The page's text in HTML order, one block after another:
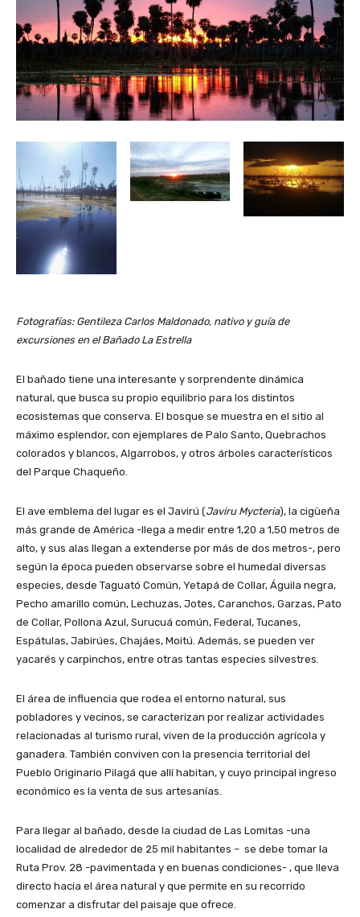
Fotografías: Gentileza Carlos Maldonado, nativo y guía de
excursiones en el Bañado La Estrella
El bañado tiene una interesante y sorprendente dinámica
natural, que busca su propio equilibrio para los distintos
ecosistemas que conserva. El bosque se muestra en el sitio al
máximo esplendor, con ejemplares de Palo Santo, Quebrachos
colorados y blancos, Algarrobos, y otros árboles característicos
del Parque Chaqueño.
El ave emblema del lugar es el Javirú (Javiru Mycteria), la cigüeña
más grande de América -llega a medir entre 1,20 a 1,50 metros de
alto, y sus alas llegan a extenderse por más de dos metros-, pero
según la época pueden observarse sobre el humedal diversas
especies, desde Taguató Común, Yetapá de Collar, Águila negra,
Pecho amarillo común, Lechuzas, Jotes, Caranchos, Garzas, Pato
de Collar, Pollona Azul, Surucuá común, Federal, Tucanes,
Espátulas, Jabirúes, Chajáes, Moitú. Además, se pueden ver
yacarés y carpinchos, entre otras tantas especies silvestres.
El área de influencia que rodea el entorno natural, sus
pobladores y vecinos, se caracterizan por realizar actividades
relacionadas al turismo rural, viven de la producción agrícola y
ganadera. También conviven con la presencia territorial del
Pueblo Originario Pilagá que allí habitan, y cuyo principal ingreso
económico es la venta de sus artesanías.
Para llegar al bañado, desde la ciudad de Las Lomitas -una
localidad de alrededor de 25 mil habitantes – se debe tomar la
Ruta Prov. 28 -pavimentada y en buenas condiciones- , que lleva
directo hacia el área natural y que permite en su recorrido
comenzar a disfrutar del paisaje que ofrece.